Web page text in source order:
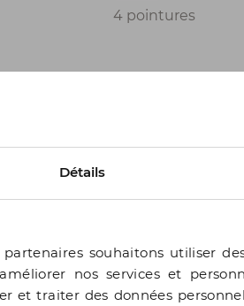
Détails
souhaitons utiliser
nos services et
et traiter des données
4 pointures